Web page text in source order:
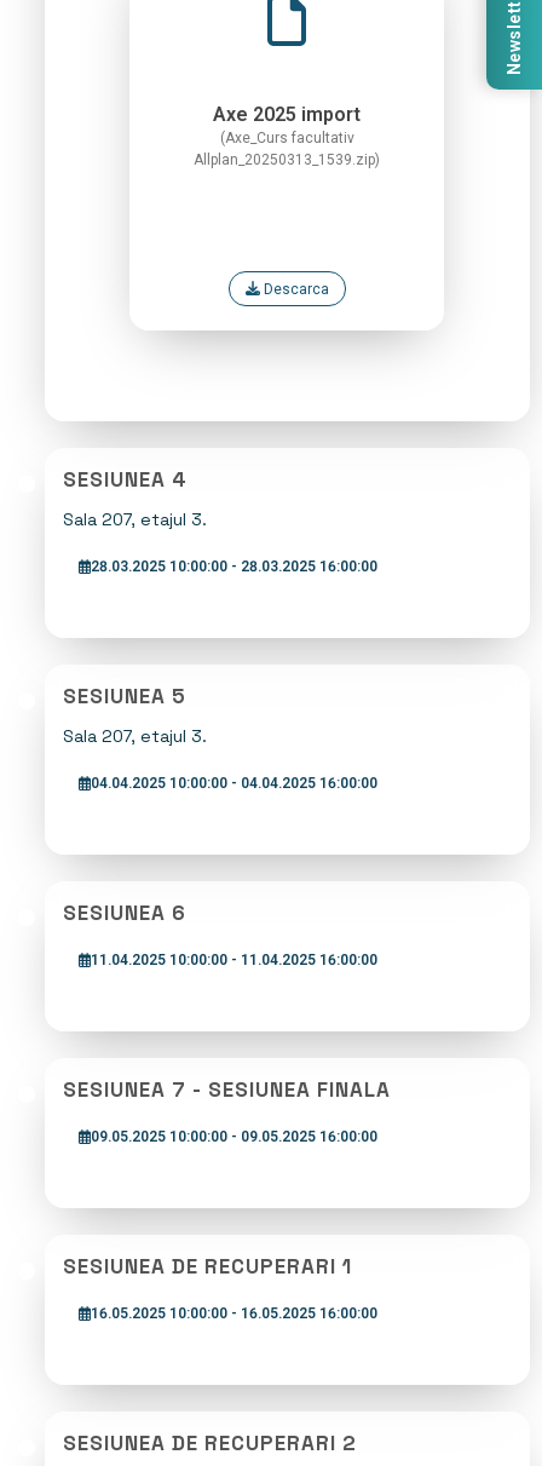
Axe 2025 import
(Axe_Curs facultativ
Allplan_20250313_1539.zip)
Descarca
SESIUNEA 4
Sala 207, etajul 3.
28.03.2025 10:00:00 - 28.03.2025 16:00:00
SESIUNEA 5
Sala 207, etajul 3.
04.04.2025 10:00:00 - 04.04.2025 16:00:00
SESIUNEA 6
11.04.2025 10:00:00 - 11.04.2025 16:00:00
SESIUNEA 7 - SESIUNEA FINALA
09.05.2025 10:00:00 - 09.05.2025 16:00:00
SESIUNEA DE RECUPERARI 1
16.05.2025 10:00:00 - 16.05.2025 16:00:00
SESIUNEA DE RECUPERARI 2
Newsletter